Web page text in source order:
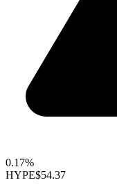
0.17%
HYPE$54.37